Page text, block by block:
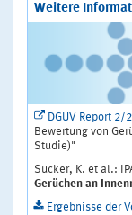
Weitere
DGUV Report 2/
Bewertung von
Studie)"
Sucker, K. et al.:
Gerüchen an
Ergebnisse der